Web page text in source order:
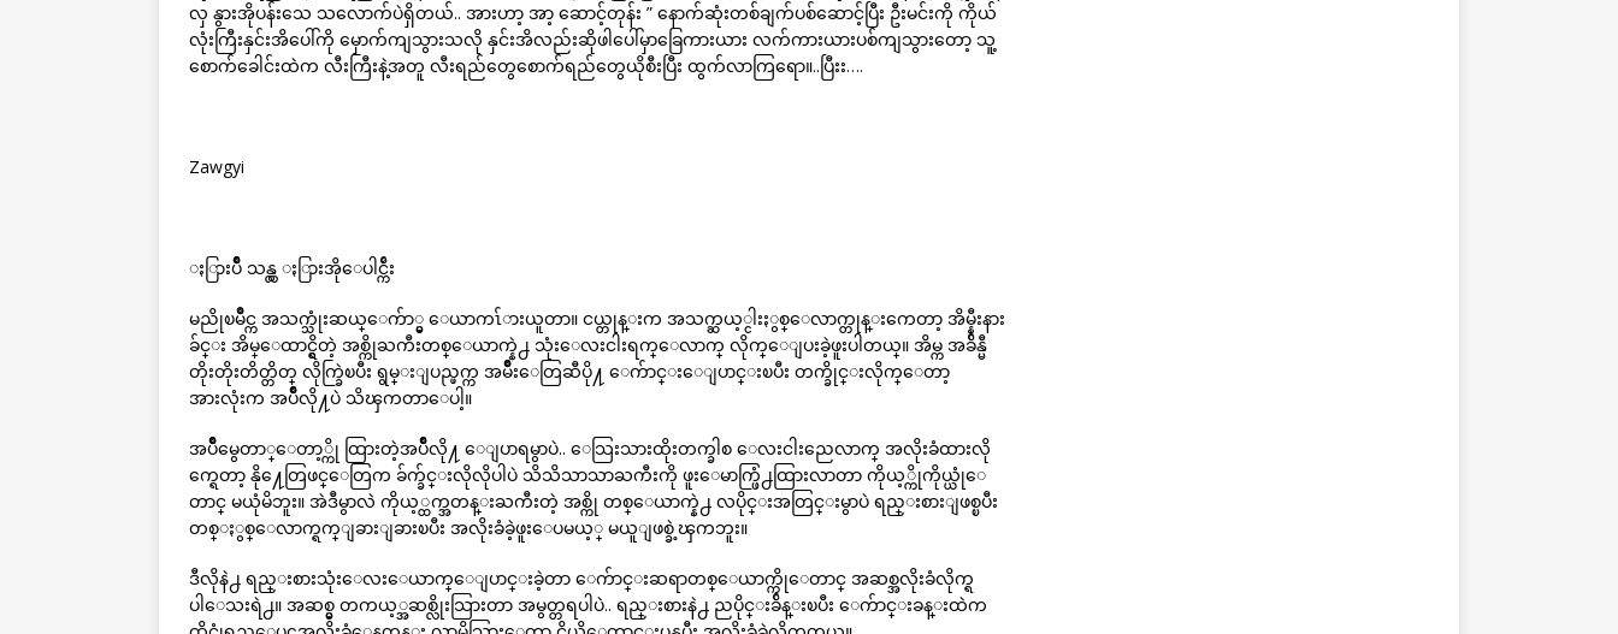
လှ နွားအိုပန်းသေ သလောက်ပဲရှိတယ်.. အားဟာ့ အာ့ ဆောင့်တုန်း ” နောက်ဆုံးတစ်ချက်ပစ်ဆောင့်ပြီး ဦးမင်းကို ကိုယ်
လုံးကြီးနှင်းအိပေါ်ကို မှောက်ကျသွားသလို နှင်းအိလည်းဆိုဖါပေါ်မှာခြေကားယား လက်ကားယားပစ်ကျသွားတော့ သူ့
စောက်ခေါင်းထဲက လီးကြီးနဲ့အတူ လီးရည်တွေစောက်ရည်တွေယိုစီးပြီး ထွက်လာကြရော။..ပြီးး….
Zawgyi
ႏြားပ်ိဳ သန္လွ ႏြားအိုေပါင္က်ိဴး
မညိုၿမိဳင္က အသက္သုံးဆယ္ေက်ာ္မွ ေယာကၤ်ားယူတာ။ ငယ္တုန္းက အသက္ဆယ့္ငါးႏွစ္ေလာက္တုန္းကေတာ့ အိမ္နီးနား
ခ်င္း အိမ္ေထာင္ရွိတဲ့ အစ္ကိုႀကီးတစ္ေယာက္နဲ႕ သုံးေလးငါးရက္ေလာက္ လိုက္ေျပးခဲ့ဖူးပါတယ္။ အိမ္က အခ်ိန္မီ
တိုးတိုးတိတ္တိတ္ လိုက္ခြဲၿပီး ရွမ္းျပည္ဖက္က အမ်ိဳးေတြဆီပို႔ ေက်ာင္းေျပာင္းၿပီး တက္ခိုင္းလိုက္ေတာ့
အားလုံးက အပ်ိဳလို႔ပဲ သိၾကတာေပါ့။
အပ်ိဳမွေတာ္ေတာ့္ကို ထြားတဲ့အပ်ိဳလို႔ ေျပာရမွာပဲ.. ေသြးသားထိုးတက္ခါစ ေလးငါးညေလာက္ အလိုးခံထားလို
က္ရေတာ့ နို႔ေတြဖင္ေတြက ခ်က္ခ်င္းလိုလိုပါပဲ သိသိသာသာႀကီးကို ဖူးေမာက္ဖြံ႕ထြားလာတာ ကိုယ့္ကိုကိုယ္ယုံေ
တာင္ မယုံမိဘူး။ အဲဒီမွာလဲ ကိုယ့္ထက္အတန္းႀကီးတဲ့ အစ္ကို တစ္ေယာက္နဲ႕ လပိုင္းအတြင္းမွာပဲ ရည္းစားျဖစ္ၿပီး
တစ္ႏွစ္ေလာက္ရက္ျခားျခားၿပီး အလိုးခံခဲ့ဖူးေပမယ့္ မယူျဖစ္ခဲ့ၾကဘူး။
ဒီလိုနဲ႕ ရည္းစားသုံးေလးေယာက္ေျပာင္းခဲ့တာ ေက်ာင္းဆရာတစ္ေယာက္ကိုေတာင္ အဆစ္အလိုးခံလိုက္ရ
ပါေသးရဲ႕။ အဆစ္မွ တကယ့္အဆစ္လိုးသြားတာ အမွတ္တရပါပဲ.. ရည္းစားနဲ႕ ညပိုင္းခ်ိန္းၿပီး ေက်ာင္းခန္းထဲက